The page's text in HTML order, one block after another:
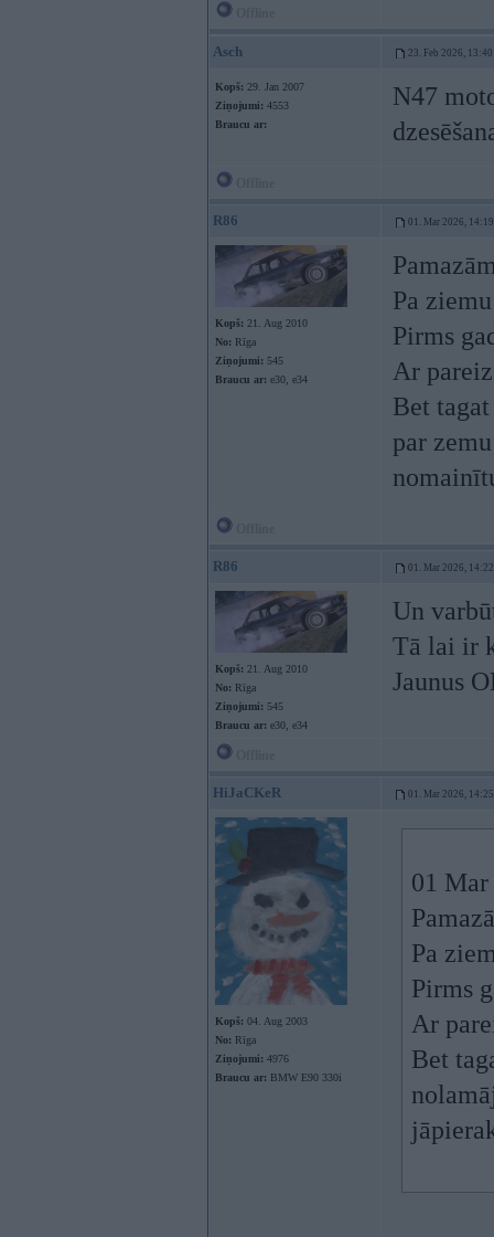
Asch 23. Feb 2026, 13:40
Kopš: 29. Jan 2007
Ziņojumi: 4553
Braucu ar:
N47
R86 01. Mar 2026, 14:19
Kopš: 21. Aug 2010
No: Rīga
Ziņojumi: 545
Braucu ar: e30, e34
Pa
Pirms
Ar
Bet
par
R86 01. Mar 2026, 14:22
Kopš: 21. Aug 2010
No: Rīga
Ziņojumi: 545
Braucu ar: e30, e34
Un
Tā lai ir
Jaunus
HiJaCKeR 01. Mar 2026, 14:25
Kopš: 04. Aug 2003
No: Rīga
Ziņojumi: 4976
Braucu ar: BMW E90 330i
01
Pa
Pirms
Ar
Bet